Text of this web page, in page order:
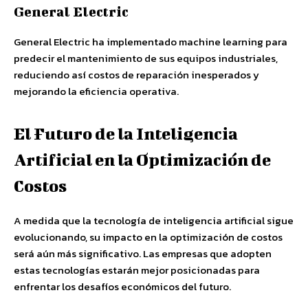
General Electric
General Electric ha implementado machine learning para
predecir el mantenimiento de sus equipos industriales,
reduciendo así costos de reparación inesperados y
mejorando la eficiencia operativa.
El Futuro de la Inteligencia
Artificial en la Optimización de
Costos
A medida que la tecnología de inteligencia artificial sigue
evolucionando, su impacto en la optimización de costos
será aún más significativo. Las empresas que adopten
estas tecnologías estarán mejor posicionadas para
enfrentar los desafíos económicos del futuro.